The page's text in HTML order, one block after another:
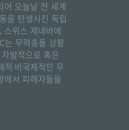
오늘날 전 세계
을 탄생시킨 독립
스위스 제네바에
는 무력충돌 상황
발적으로 혹은
·비국제적인 무
에서 피해자들을